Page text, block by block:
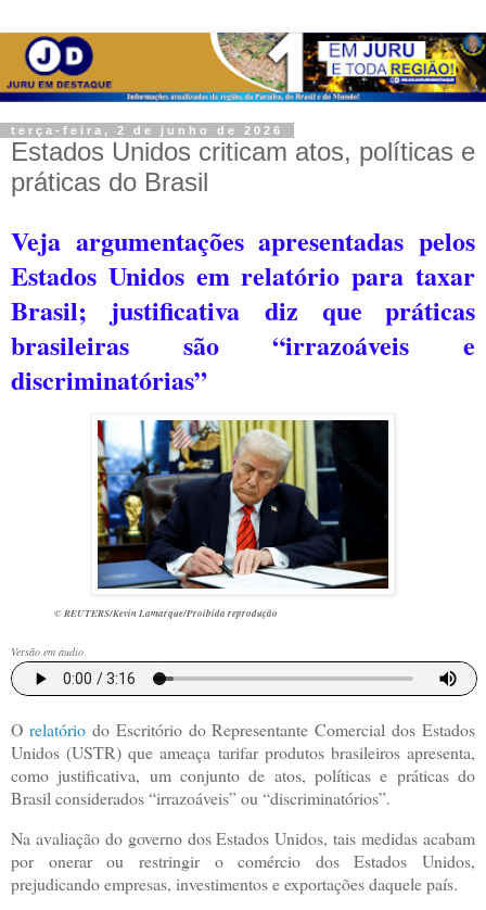
terça-feira, 2 de junho de 2026
Estados Unidos criticam atos, políticas e
práticas do Brasil
Veja argumentações apresentadas pelos
Estados Unidos em relatório para taxar
Brasil; justificativadiz que práticas
brasileiras são “irrazoáveis e
discriminatórias”
© REUTERS/Kevin Lamarque/Proibida reprodução
Versão em áudio
O relatóriodo Escritório do Representante Comercial dos Estados
Unidos (USTR) que ameaça tarifar produtos brasileiros apresenta,
como justificativa, um conjunto de atos, políticas e práticas do
Brasil considerados “irrazoáveis” ou “discriminatórios”.
Na avaliação do governo dos Estados Unidos, tais medidas acabam
por onerar ou restringir o comércio dos Estados Unidos,
prejudicando empresas, investimentos e exportações daquele país.